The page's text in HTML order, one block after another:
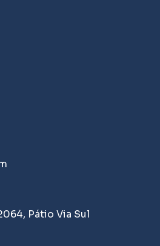
Pátio Via Sul